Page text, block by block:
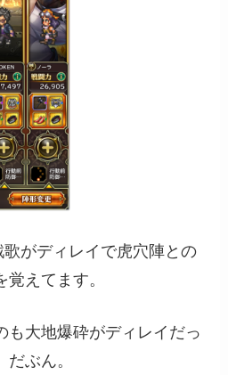
がディレイで虎穴陣との
えてます。
も大地爆砕がディレイだっ
ぶん。